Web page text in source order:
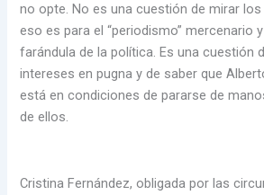
no opte. No es una cuestión de mirar
eso es para el “periodismo” mercenario
farándula de la política. Es una cuestión
intereses en pugna y de saber que
está en condiciones de pararse de
de ellos.
Cristina Fernández, obligada por las